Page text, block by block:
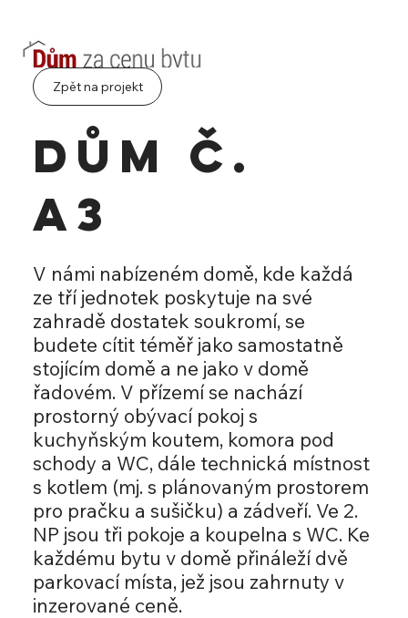
V námi nabízeném domě, kde každá
ze tří jednotek poskytuje na své
zahradě dostatek soukromí, se
budete cítit téměř jako samostatně
stojícím domě a ne jako v domě
řadovém. V přízemí se nachází
prostorný obývací pokoj s
kuchyňským koutem, komora pod
schody a WC, dále technická místnost
s kotlem (mj. s plánovaným prostorem
pro pračku a sušičku) a zádveří. Ve 2.
NP jsou tři pokoje a koupelna s WC. Ke
každému bytu v domě přináleží dvě
parkovací místa, jež jsou zahrnuty v
inzerované ceně.
Dům č.
A3
Zpět na projekt